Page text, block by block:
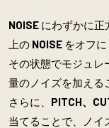
NOISE にわずかに正
上の NOISE をオフに
その状態でモジュレ
量のノイズを加える
さらに、 PITCH、
当てることで、ノイ